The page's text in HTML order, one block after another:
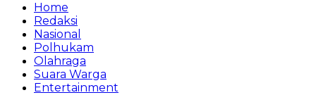
Home
Redaksi
Nasional
Polhukam
Olahraga
Suara Warga
Entertainment